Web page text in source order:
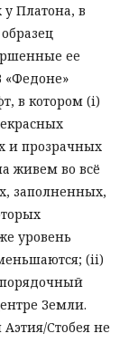
Платона, в
ее
«Федоне»
в котором (i)
и прозрачных
живем во всё
заполненных,
уровень
(ii)
Земли.
Стобея не